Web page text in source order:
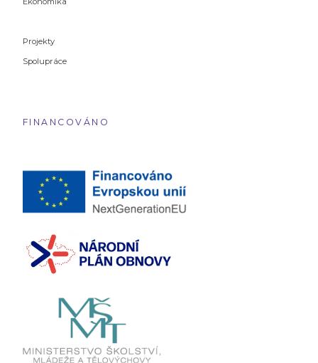
Projekty
Spolupráce
FINANCOVÁNO